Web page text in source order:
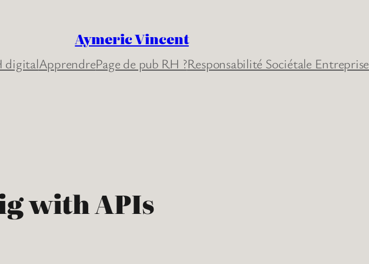
Aymeric Vincent
digitalApprendrePage de pub RH ?Responsabilité Sociétale Entreprise
with APIs